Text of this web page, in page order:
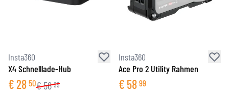
Insta360
X4 Schnelllade-Hub
€28 50€56 99
Insta360
Ace Pro 2 Utility Rahmen
€ 58 99